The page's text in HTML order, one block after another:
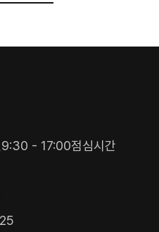
9:30 - 17:00점심시간